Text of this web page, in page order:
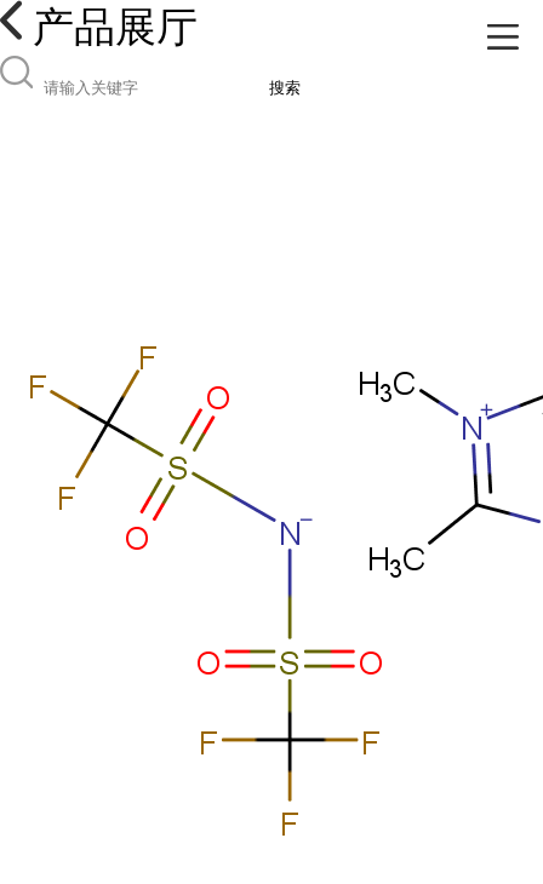
产品展厅
搜索